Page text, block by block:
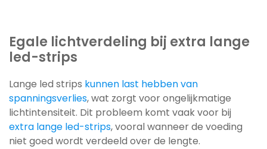
Egale lichtverdeling bij extra lange
led-strips
Lange led strips kunnen last hebben van
spanningsverlies, wat zorgt voor ongelijkmatige
lichtintensiteit. Dit probleem komt vaak voor bij
extra lange led-strips, vooral wanneer de voeding
niet goed wordt verdeeld over de lengte.